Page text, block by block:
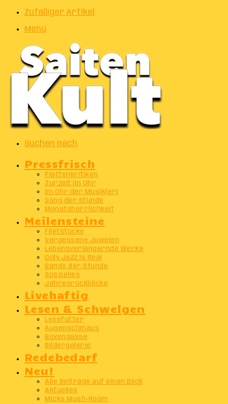
Zufälliger Artikel
Menu
Suchen nach
Pressfrisch
Plattenkritiken
Zurzeit im Ohr
Im Ohr der Musik(er)
Song der Stunde
Monatsherrlichkeit
Meilensteine
Filetstücke
Vergessene Juwelen
Lebensverlängernde Werke
Only Jazz Is Real
Bands der Stunde
Spezielles
Jahresrückblicke
Livehaftig
Lesen & Schwelgen
Lesefutter
Augenschmaus
Boxengasse
Bildergalerie
Redebedarf
Neu!
Alle Beiträge auf einen Blick
Aktuelles
Micks Mush-Room